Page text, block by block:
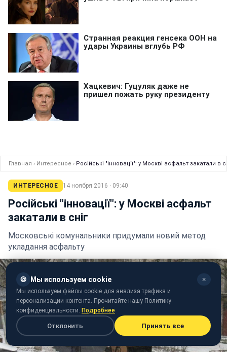
Главная › Интересное › Російські "інновації": у Москві асфальт закатали в
ИНТЕРЕСНОЕ 14 ноября 2016 · 09:40
Російські "інновації": у Москві асфальт
закатали в сніг
Московські комунальники придумали новий метод
укладання асфальту
🍪 Мы используем cookie ✕
Мы используем файлы cookie для анализа трафика и
персонализации контента. Прочитайте нашу Политику
конфиденциальности. Подробнее
Отклонить Принять все